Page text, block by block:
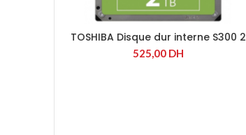
TOSHIBA Disque dur interne S300 2
TO 3P5 SATA 5700RPM,
(surveillance)
525,00 DH